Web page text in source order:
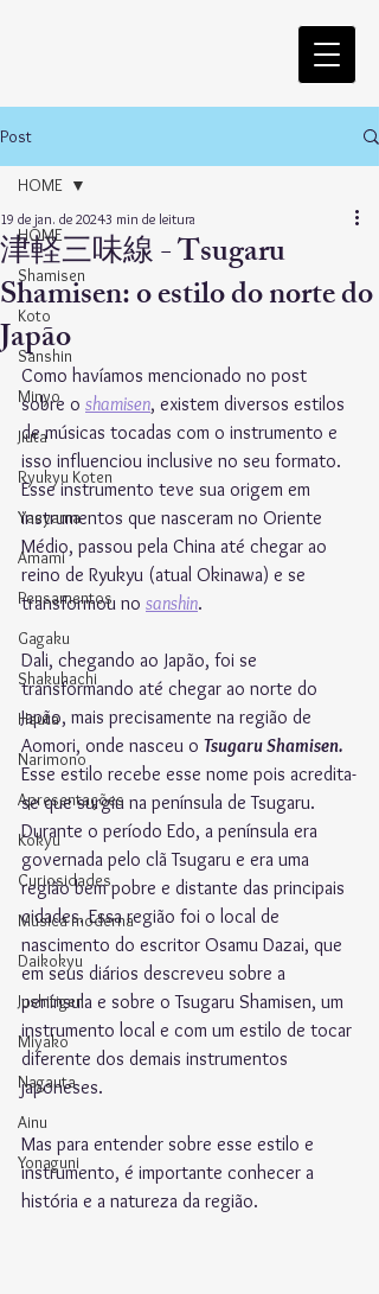
Post
HOME
Shamisen
Koto
Sanshin
Minyo
Jiuta
Ryukyu Koten
Yaeyama
Amami
Pensamentos
Gagaku
Shakuhachi
Hauta
Narimono
Apresentações
Kokyu
Curiosidades
Música moderna
Daikokyu
Jushitigen
Miyako
Nagauta
Ainu
Yonaguni
HOME
津軽三味線 - Tsugaru
Shamisen: o estilo do norte do
Japão
19 de jan. de 20243 min de leitura
Como havíamos mencionado no post
sobre o shamisen, existem diversos estilos
de músicas tocadas com o instrumento e
isso influenciou inclusive no seu formato.
Esse instrumento teve sua origem em
instrumentos que nasceram no Oriente
Médio, passou pela China até chegar ao
reino de Ryukyu (atual Okinawa) e se
transformou no sanshin.
Dali, chegando ao Japão, foi se
transformando até chegar ao norte do
Japão, mais precisamente na região de
Aomori, onde nasceu o Tsugaru Shamisen.
Esse estilo recebe esse nome pois acredita-
se que surgiu na península de Tsugaru.
Durante o período Edo, a península era
governada pelo clã Tsugaru e era uma
região bem pobre e distante das principais
cidades. Essa região foi o local de
nascimento do escritor Osamu Dazai, que
em seus diários descreveu sobre a
península e sobre o Tsugaru Shamisen, um
instrumento local e com um estilo de tocar
diferente dos demais instrumentos
japoneses.
Mas para entender sobre esse estilo e
instrumento, é importante conhecer a
história e a natureza da região.